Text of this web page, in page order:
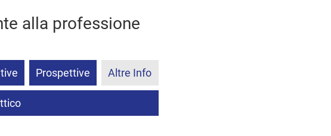
alla professione
Prospettive Altre Info